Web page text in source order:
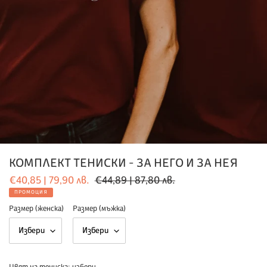
КОМПЛЕКТ ТЕНИСКИ - ЗА НЕГО И ЗА НЕЯ
Цена
при
промоция
€40,85 | 79,90 лв. Обичайна
€44,89 | 87,80 лв.
ПРОМОЦИЯ
Размер (женска) Размер (мъжка)